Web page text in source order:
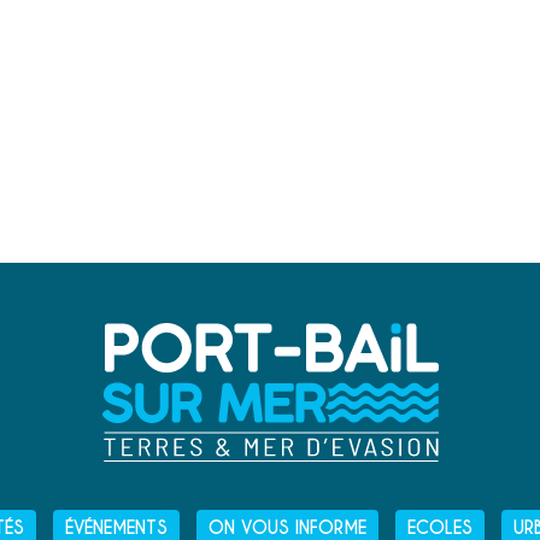
ÉVÉNEMENTS ON VOUS INFORME ECOLES